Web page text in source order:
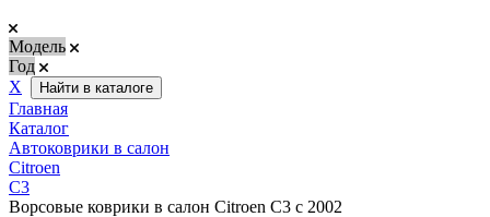
Модель
Год
Х
Найти в каталоге
Главная
Каталог
Автоковрики в салон
Citroen
C3
Ворсовые коврики в салон Citroen C3 с 2002